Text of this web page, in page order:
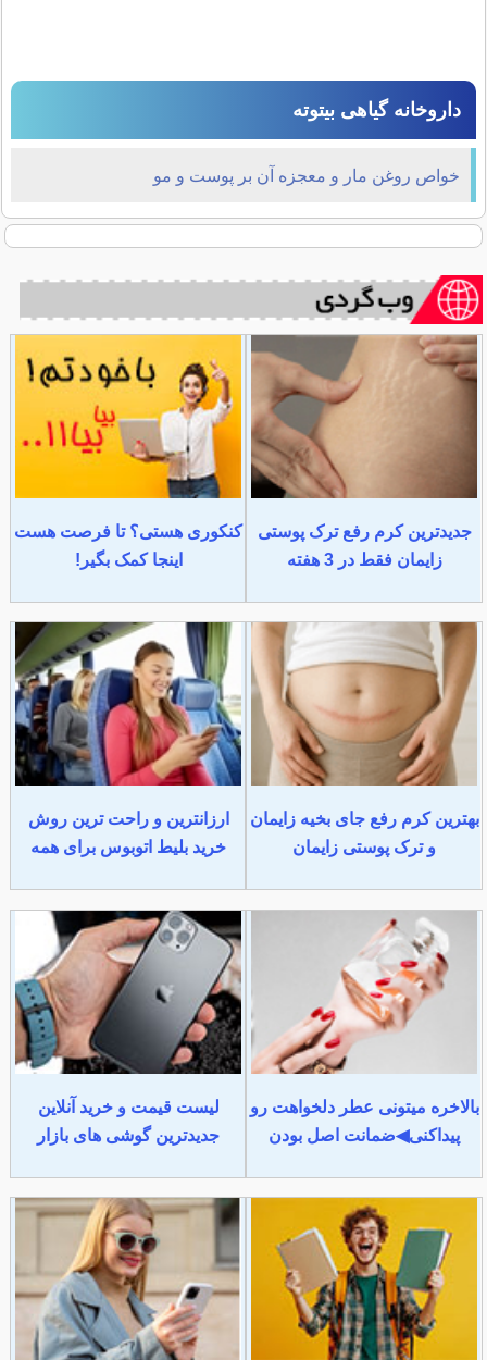
داروخانه گیاهی بیتوته
خواص روغن مار و معجزه آن بر پوست و مو
جدیدترین کرم رفع ترک پوستی
زایمان فقط در 3 هفته
کنکوری هستی؟ تا فرصت هست
اینجا کمک بگیر!
بهترین کرم رفع جای بخیه زایمان
و ترک پوستی زایمان
ارزانترین و راحت ترین روش
خرید بلیط اتوبوس برای همه
بالاخره میتونی عطر دلخواهت رو
پیداکنی◀ضمانت اصل بودن
لیست قیمت و خرید آنلاین
جدیدترین گوشی های بازار